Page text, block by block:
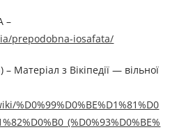
–
prepodobna-iosafata/
Матеріал з Вікіпедії — вільної
%D0%99%D0%BE%D1%81%D0